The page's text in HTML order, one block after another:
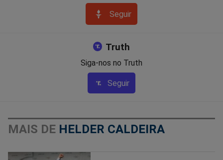
Seguir
Truth
Siga-nos no Truth
Seguir
MAIS DE HELDER CALDEIRA